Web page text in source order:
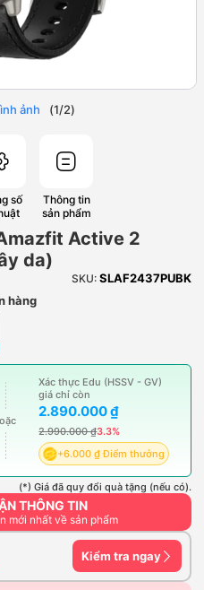
ảnh (1/2)
số
Thông tin
sản phẩm
Active 2
da)
SKU: SLAF2437PUBK
hàng
Xác thực Edu (HSSV - GV)
giá chỉ còn
2.890.000 ₫
2.990.000 ₫3.3%
+6.000 ₫ Điểm thưởng
(*) Giá đã quy đổi quà tặng (nếu có).
THÔNG TIN
mới nhất về sản phẩm
Kiểm tra ngay